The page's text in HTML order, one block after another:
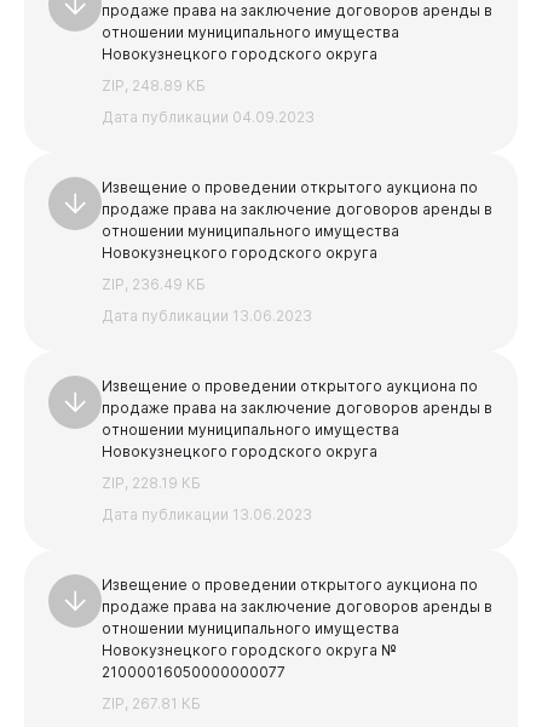
продаже права на заключение договоров аренды в
отношении муниципального имущества
Новокузнецкого городского округа
ZIP, 248.89 КБ
Дата публикации 04.09.2023
Извещение о проведении открытого аукциона по
продаже права на заключение договоров аренды в
отношении муниципального имущества
Новокузнецкого городского округа
ZIP, 236.49 КБ
Дата публикации 13.06.2023
Извещение о проведении открытого аукциона по
продаже права на заключение договоров аренды в
отношении муниципального имущества
Новокузнецкого городского округа
ZIP, 228.19 КБ
Дата публикации 13.06.2023
Извещение о проведении открытого аукциона по
продаже права на заключение договоров аренды в
отношении муниципального имущества
Новокузнецкого городского округа №
21000016050000000077
ZIP, 267.81 КБ